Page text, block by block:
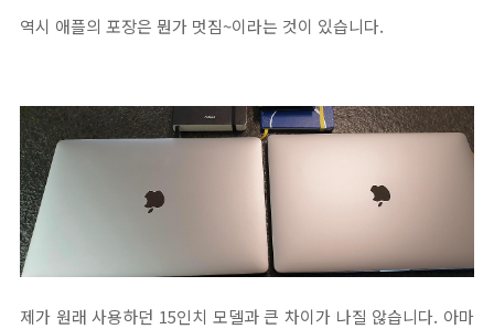
역시 애플의 포장은 뭔가 멋짐~이라는 것이 있습니다.
제가 원래 사용하던 15인치 모델과 큰 차이가 나질 않습니다. 아마